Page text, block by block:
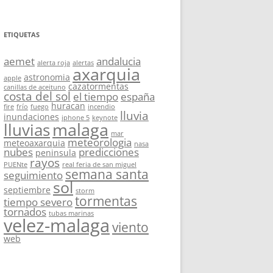
ETIQUETAS
aemet alerta roja alertas andalucia
apple astronomia axarquia
canillas de aceituno cazatormentas
costa del sol el tiempo españa
fire frío fuego huracan incendio
inundaciones iphone 5 keynote lluvia
lluvias malaga mar
meteoaxarquia meteorologia nasa
nubes peninsula predicciones
PUENte rayos real feria de san miguel
seguimiento semana santa
septiembre sol storm
tiempo severotormentas
tornados tubas marinas
velez-malaga viento
web